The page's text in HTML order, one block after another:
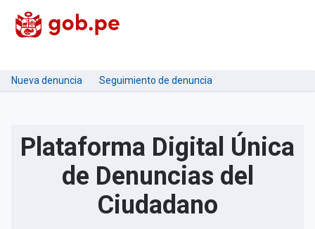
Nueva denuncia Seguimiento de denuncia
Plataforma Digital Única
de Denuncias del
Ciudadano